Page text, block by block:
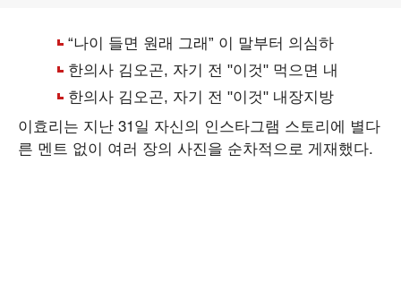
이효리는 지난 31일 자신의 인스타그램 스토리에 별다
른 멘트 없이 여러 장의 사진을 순차적으로 게재했다.